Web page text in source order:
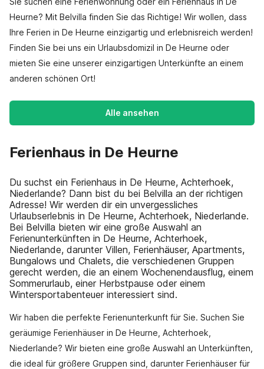
Heurne? Mit Belvilla finden Sie das Richtige! Wir wollen, dass
Ihre Ferien in De Heurne einzigartig und erlebnisreich werden!
Finden Sie bei uns ein Urlaubsdomizil in De Heurne oder
mieten Sie eine unserer einzigartigen Unterkünfte an einem
anderen schönen Ort!
Alle ansehen
Ferienhaus in De Heurne
Du suchst ein Ferienhaus in De Heurne, Achterhoek,
Niederlande? Dann bist du bei Belvilla an der richtigen
Adresse! Wir werden dir ein unvergessliches
Urlaubserlebnis in De Heurne, Achterhoek, Niederlande.
Bei Belvilla bieten wir eine große Auswahl an
Ferienunterkünften in De Heurne, Achterhoek,
Niederlande, darunter Villen, Ferienhäuser, Apartments,
Bungalows und Chalets, die verschiedenen Gruppen
gerecht werden, die an einem Wochenendausflug, einem
Sommerurlaub, einer Herbstpause oder einem
Wintersportabenteuer interessiert sind.
Wir haben die perfekte Ferienunterkunft für Sie. Suchen Sie
geräumige Ferienhäuser in De Heurne, Achterhoek,
Niederlande? Wir bieten eine große Auswahl an Unterkünften,
die ideal für größere Gruppen sind, darunter Ferienhäuser für